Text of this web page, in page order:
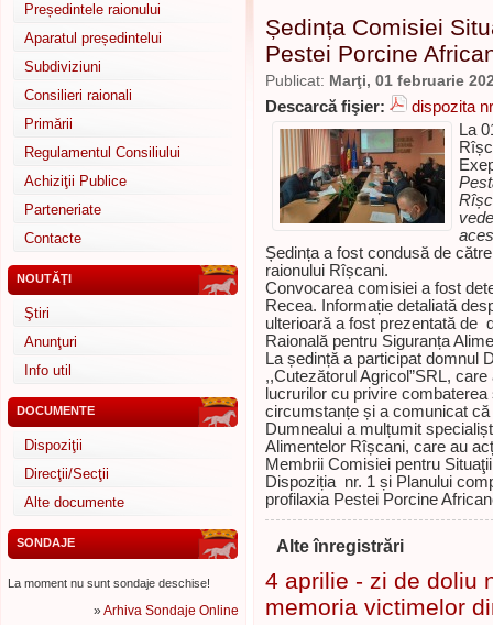
Președintele raionului
Aparatul președintelui
Subdiviziuni
Consilieri raionali
Primării
Regulamentul Consiliului
Achiziţii Publice
Parteneriate
Contacte
NOUTĂŢI
Ştiri
Anunţuri
Info util
DOCUMENTE
Dispoziţii
Direcţii/Secţii
Alte documente
SONDAJE
La moment nu sunt sondaje deschise!
»Arhiva Sondaje Online
Ședința Comisiei
Pestei Porcine
Publicat: Marţi, 01 februarie
Descarcă fişier:
dispozita
La
Ședința a fost condusă de
raionului Rîșcani.
Convocarea comisiei a fost
Recea. Informație detaliată
ulterioară a fost prezentată de
Raională pentru Siguranța
La ședință a participat domnul
,,Cutezătorul Agricol”SRL,
lucrurilor cu privire
circumstanțe și a comunicat
Dumnealui a mulțumit
Alimentelor Rîșcani, care au
Membrii Comisiei pentru
Dispoziția nr. 1 și Planului
profilaxia Pestei Porcine
Alte înregistrări
4 aprilie - zi de doliu
memoria victimelor